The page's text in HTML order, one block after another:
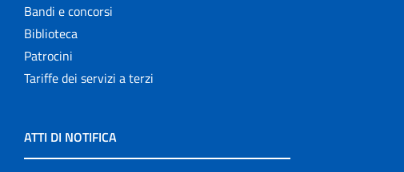
Bandi e concorsi
Biblioteca
Patrocini
Tariffe dei servizi a terzi
ATTI DI NOTIFICA